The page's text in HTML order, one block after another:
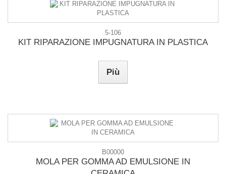
5-106
KIT RIPARAZIONE IMPUGNATURA IN PLASTICA
Più
B00000
MOLA PER GOMMA AD EMULSIONE IN